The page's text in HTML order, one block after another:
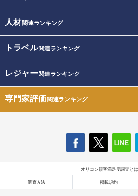
人材関連ランキング
トラベル関連ランキング
レジャー関連ランキング
専門家評価関連ランキング
オリコン顧客満足度調査とは
調査方法 掲載規約